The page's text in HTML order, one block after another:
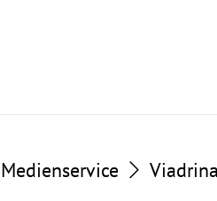
Medienservice